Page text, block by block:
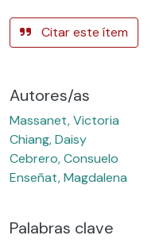
Citar este ítem
Autores/as
Massanet, Victoria
Chiang, Daisy
Cebrero, Consuelo
Enseñat, Magdalena
Palabras clave